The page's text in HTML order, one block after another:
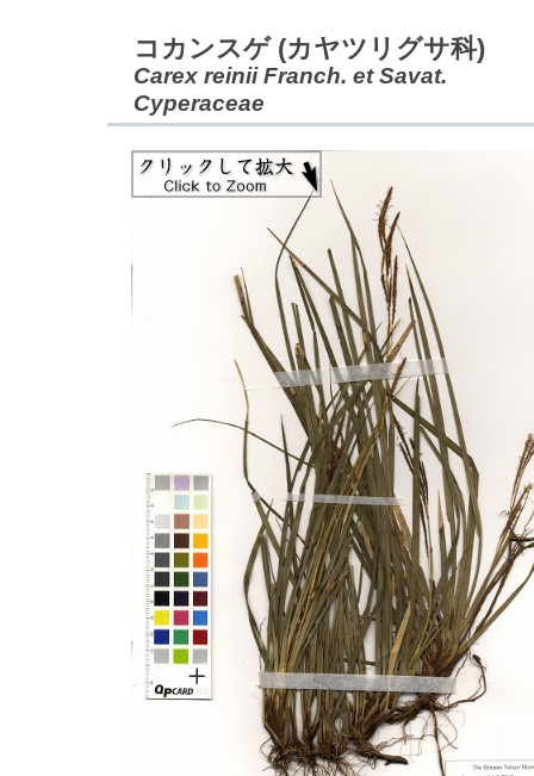
コカンスゲ (カヤツリグサ科)
Carex reinii Franch. et Savat.
Cyperaceae